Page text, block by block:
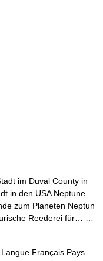
im Duval County in
in den USA Neptune
zum Planeten Neptun
Reederei für… …
Français Pays …